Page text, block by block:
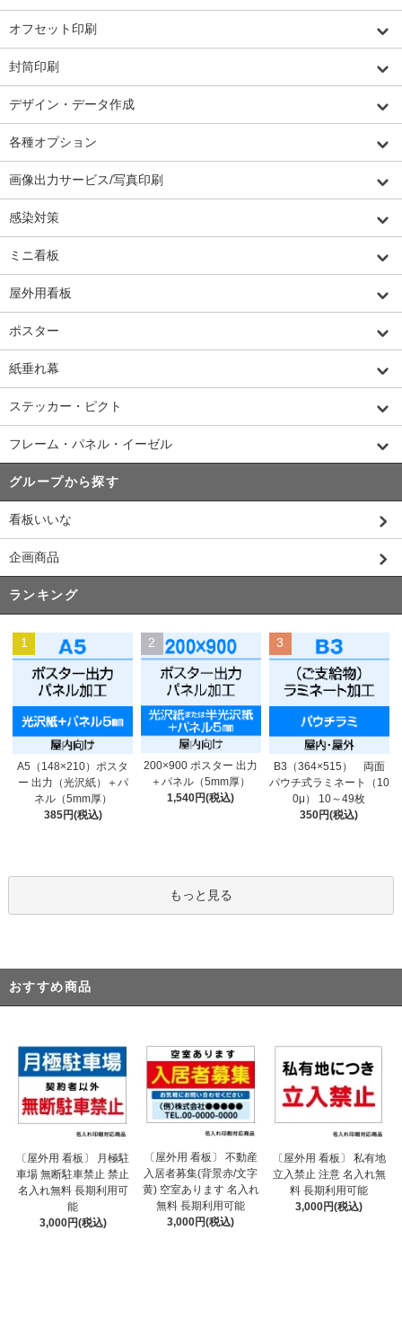
オフセット印刷
封筒印刷
デザイン・データ作成
各種オプション
画像出力サービス/写真印刷
感染対策
ミニ看板
屋外用看板
ポスター
紙垂れ幕
ステッカー・ピクト
フレーム・パネル・イーゼル
グループから探す
看板いいな
企画商品
ランキング
1
A5（148×210）ポスタ
ー 出力（光沢紙）＋パ
ネル（5mm厚）
385円(税込)
2
200×900 ポスター 出力
＋パネル（5mm厚）
1,540円(税込)
3
B3（364×515） 両面
パウチ式ラミネート（10
0μ） 10～49枚
350円(税込)
もっと見る
おすすめ商品
〔屋外用 看板〕 月極駐
車場 無断駐車禁止 禁止
名入れ無料 長期利用可
能
3,000円(税込)
〔屋外用 看板〕 不動産
入居者募集(背景赤/文字
黄) 空室あります 名入れ
無料 長期利用可能
3,000円(税込)
〔屋外用 看板〕 私有地
立入禁止 注意 名入れ無
料 長期利用可能
3,000円(税込)